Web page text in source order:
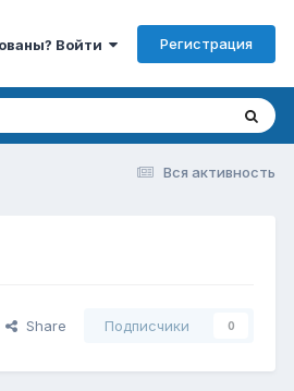
Войти Регистрация
Вся активность
Share Подписчики 0